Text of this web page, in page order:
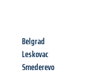
Belgrad
Leskovac
Smederevo